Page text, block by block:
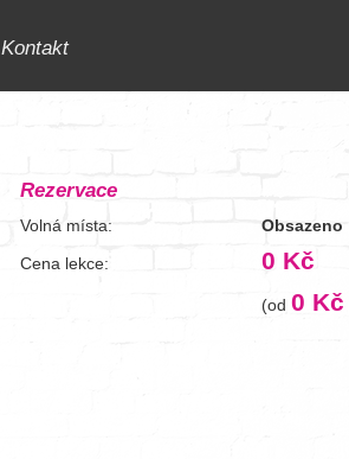
Kontakt
Rezervace
Volná místa:
Obsazeno
Cena lekce:
0 Kč
(od 0 Kč